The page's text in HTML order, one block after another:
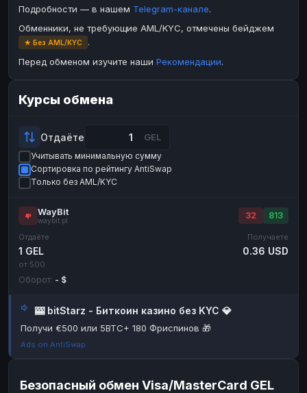
Paxum USD
Perfect Money
Payoneer USD
ЮMoney RUB
Paxum
Payoneer
БАЛАНСЫ КРИПТОБИРЖ
Binance
СБЕР
Альфа-Банк
Райффайзен
Т-Банк RUB
RUB
RUB
Т-Банк
ДЕНЕЖНЫЕ ПЕРЕВОДЫ
WU USD WU
Подробности — в нашем Telegram-канале.
Обменники, не требующие AML/KYC, отмечены бейджем
★ Без AML/KYC
.
Перед обменом изучите наши Рекомендации.
Курсы обмена
Отдаёте GEL
Учитывать минимальную сумму
Сортировка по рейтингу AntiSwap
Только без AML/KYC
WayBit
waybit.pl
32 813
Отдаёте
1 GEL
от 500
Получаете
0.36 USD
Оборот: - $
🎰 bitStarz - Биткоин казино без KYC 💎
Получи €500 или 5BTC+ 180 Фриспинов 🎁
Ads on AntiSwap
Безопасный обмен Visa/MasterCard GEL